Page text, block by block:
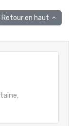
Retour en haut 